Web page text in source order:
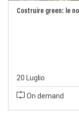
Costruire green: le
20 Luglio
On demand